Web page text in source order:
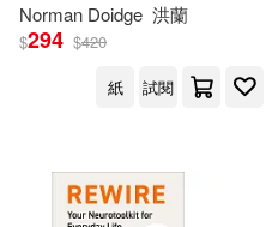
Norman Doidge 洪蘭
$294 $420
紙
試閱